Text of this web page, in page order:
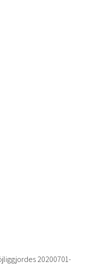
20200701-